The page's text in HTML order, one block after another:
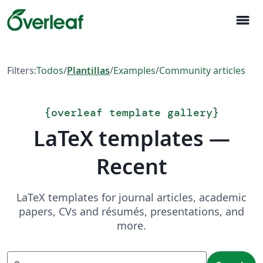
menu
Filters:Todos/Plantillas/Examples/Community articles
{overleaf template gallery}
LaTeX templates —
Recent
LaTeX templates for journal articles, academic
papers, CVs and résumés, presentations, and
more.